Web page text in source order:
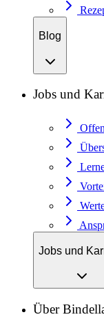
Blog
Jobs und
Jobs und
Über